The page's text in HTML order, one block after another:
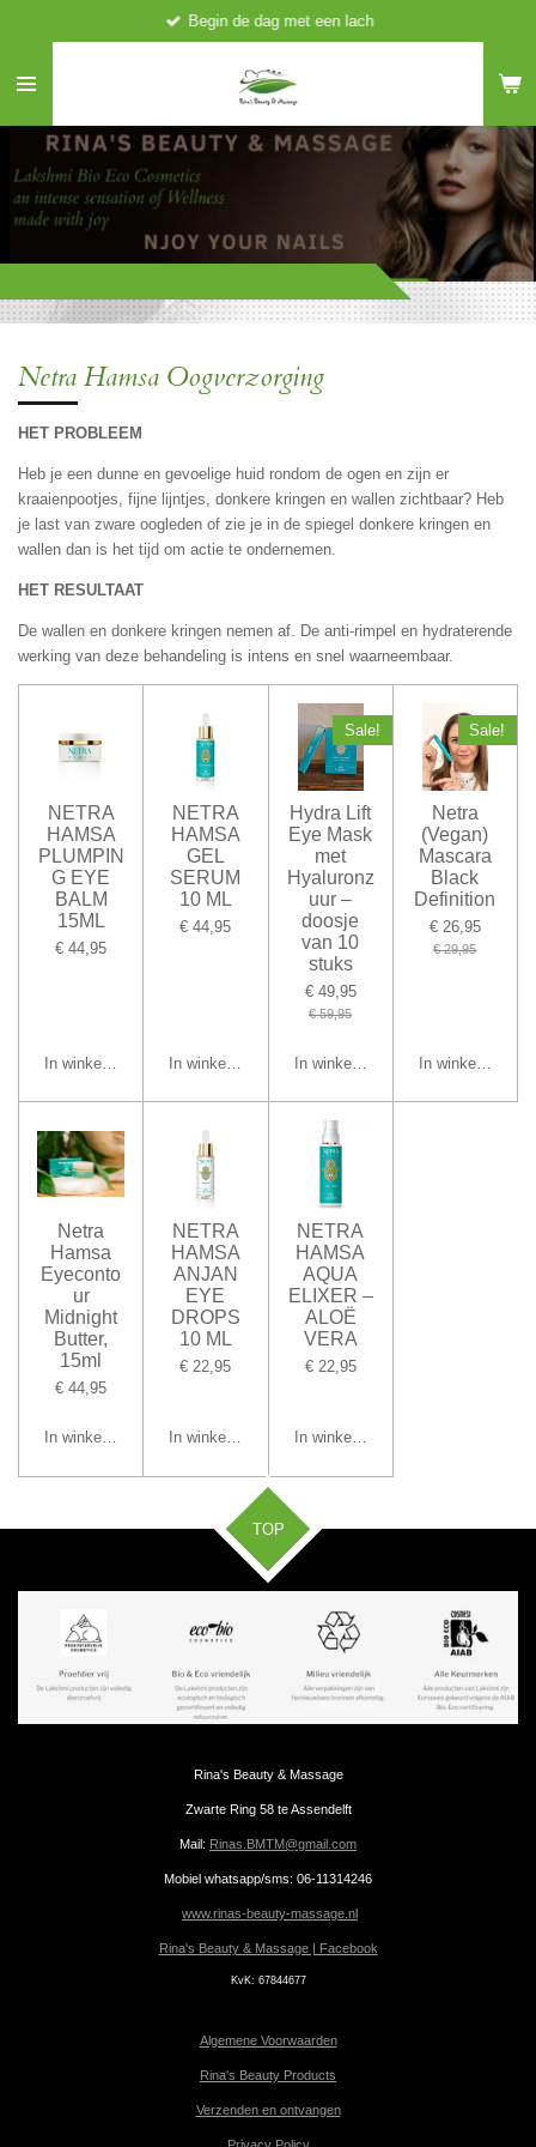
naar
hoofdinhoud
Begin de dag met een lach
Netra Hamsa Oogverzorging
HET PROBLEEM
Heb je een dunne en gevoelige huid rondom de ogen en zijn er
kraaienpootjes, fijne lijntjes, donkere kringen en wallen zichtbaar? Heb
je last van zware oogleden of zie je in de spiegel donkere kringen en
wallen dan is het tijd om actie te ondernemen.
HET RESULTAAT
De wallen en donkere kringen nemen af. De anti-rimpel en hydraterende
werking van deze behandeling is intens en snel waarneembaar.
NETRA
HAMSA
PLUMPIN
G EYE
BALM
15ML
€ 44,95
In winkelwagen
NETRA
HAMSA
GEL
SERUM
10 ML
€ 44,95
In winkelwagen
Sale!
Hydra Lift
Eye Mask
met
Hyaluronz
uur –
doosje
van 10
stuks
€ 49,95
€ 59,95
In winkelwagen
Sale!
Netra
(Vegan)
Mascara
Black
Definition
€ 26,95
€ 29,95
In winkelwagen
Netra
Hamsa
Eyeconto
ur
Midnight
Butter,
15ml
€ 44,95
In winkelwagen
NETRA
HAMSA
ANJAN
EYE
DROPS
10 ML
€ 22,95
In winkelwagen
NETRA
HAMSA
AQUA
ELIXER –
ALOË
VERA
€ 22,95
In winkelwagen
TOP
Rina's Beauty & Massage
Zwarte Ring 58 te Assendelft
Mail: Rinas.BMTM@gmail.com
Mobiel whatsapp/sms: 06-11314246
www.rinas-beauty-massage.nl
Rina's Beauty & Massage | Facebook
KvK: 67844677
Algemene Voorwaarden
Rina's Beauty Products
Verzenden en ontvangen